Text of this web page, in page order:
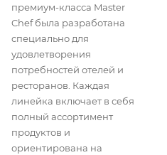
премиум-класса Master
Chef была разработана
специально для
удовлетворения
потребностей отелей и
ресторанов. Каждая
линейка включает в себя
полный ассортимент
продуктов и
ориентирована на